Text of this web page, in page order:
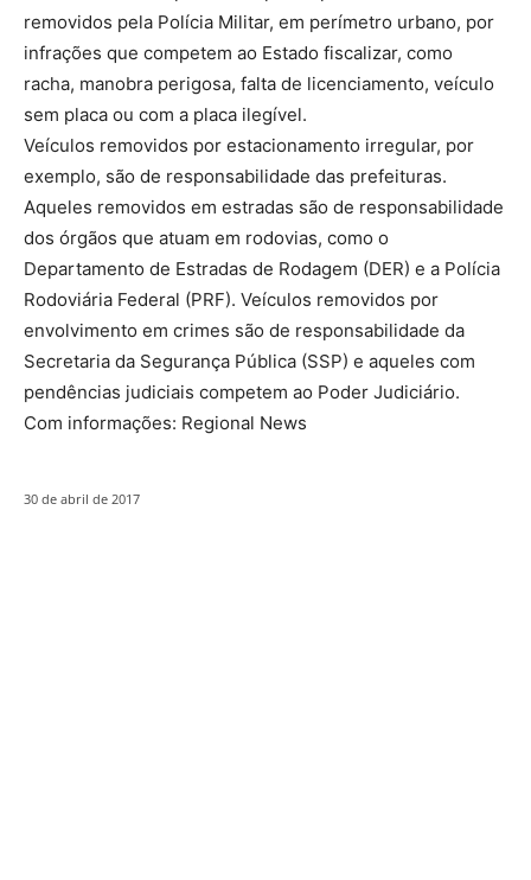
removidos pela Polícia Militar, em perímetro urbano, por
infrações que competem ao Estado fiscalizar, como
racha, manobra perigosa, falta de licenciamento, veículo
sem placa ou com a placa ilegível.
Veículos removidos por estacionamento irregular, por
exemplo, são de responsabilidade das prefeituras.
Aqueles removidos em estradas são de responsabilidade
dos órgãos que atuam em rodovias, como o
Departamento de Estradas de Rodagem (DER) e a Polícia
Rodoviária Federal (PRF). Veículos removidos por
envolvimento em crimes são de responsabilidade da
Secretaria da Segurança Pública (SSP) e aqueles com
pendências judiciais competem ao Poder Judiciário.
Com informações: Regional News
30 de abril de 2017